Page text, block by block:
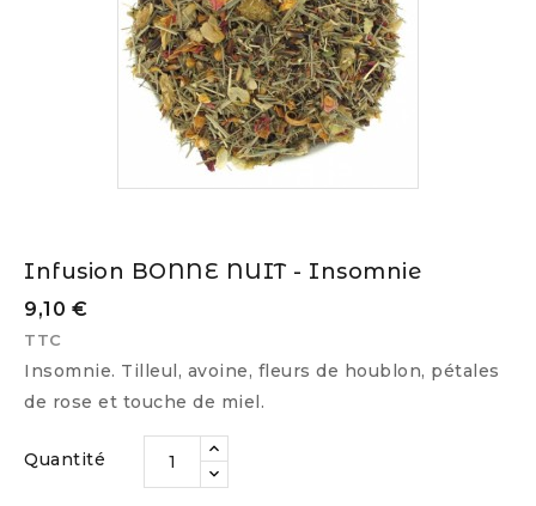
Infusion BONNE NUIT - Insomnie
9,10 €
TTC
Insomnie. Tilleul, avoine, fleurs de houblon, pétales
de rose et touche de miel.
Quantité